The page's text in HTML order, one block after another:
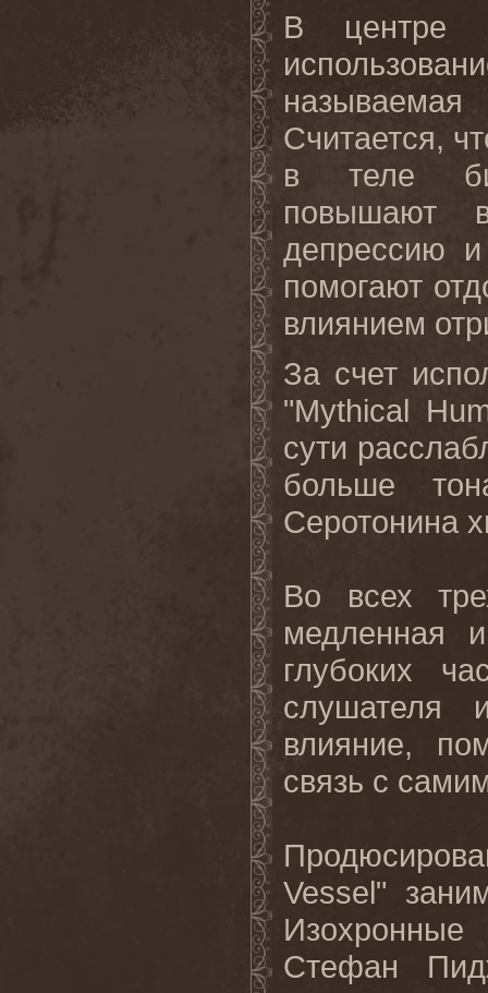
В центре
называемая
Считается,
в теле
повышают
депрессию
помогают
влиянием
За счет
"Mythical
сути
больше
Серотонина
Во всех
медленная
глубоких
слушателя
влияние,
связь с
Vessel"
Стефан